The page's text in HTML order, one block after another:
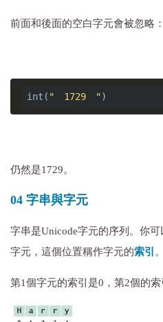
前面和後面的空白字元會被忽略：
int( "　1729　"
仍然是1729。
04 字串與字元
字串是Unicode字元的序列。你
字元，這個位置稱作字元的索引 。
第1個字元的索引是0，第2個的索